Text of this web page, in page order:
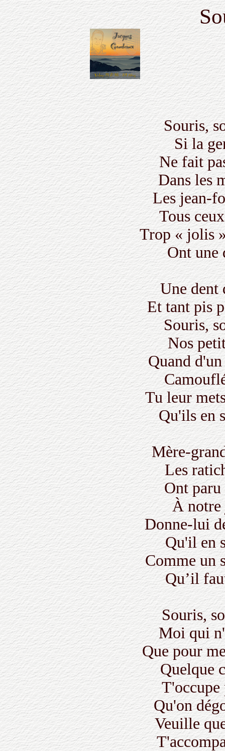
Souris,
Si la
Ne fait
Dans les
Les jean-
Tous
Trop « jolis
Ont une
Une dent
Et tant pis
Souris,
Nos
Quand
Tu leur
Qu'ils en
Mère-
Les
Ont paru
À notre
Donne-lui
Qu'il en
Comme un
Qu’il
Souris,
Moi qui
Que pour
Quelque
T'occupe
Qu'on
Veuille